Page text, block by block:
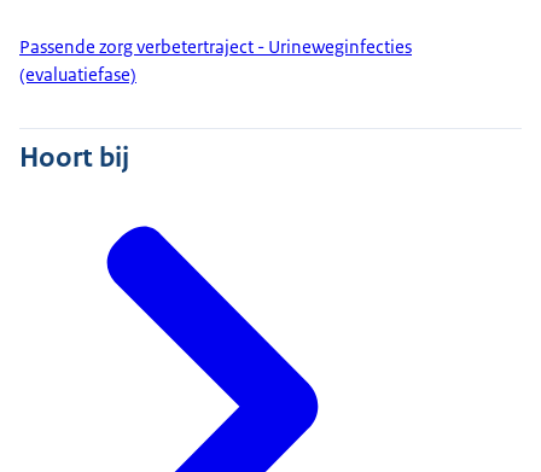
Passende zorg verbetertraject - Urineweginfecties
(evaluatiefase)
Hoort bij